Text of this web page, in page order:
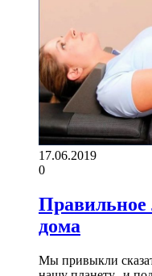
17.06.2019
0
Правильное
дома
Мы привыкли